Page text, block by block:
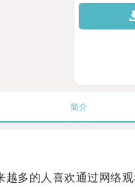
简介
的人喜欢通过网络观